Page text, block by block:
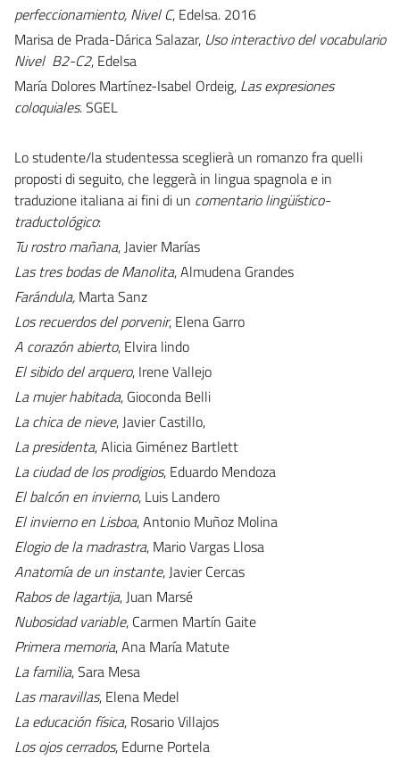
perfeccionamiento, Nivel C, Edelsa. 2016
Marisa de Prada-Dárica Salazar, Uso interactivo del vocabulario
Nivel B2-C2, Edelsa
María Dolores Martínez-Isabel Ordeig, Las expresiones
coloquiales. SGEL
Lo studente/la studentessa sceglierà un romanzo fra quelli
proposti di seguito, che leggerà in lingua spagnola e in
traduzione italiana ai fini di un comentario lingüístico-
traductológico:
Tu rostro mañana, Javier Marías
Las tres bodas de Manolita, Almudena Grandes
Farándula, Marta Sanz
Los recuerdos del porvenir, Elena Garro
A corazón abierto, Elvira lindo
El sibido del arquero, Irene Vallejo
La mujer habitada, Gioconda Belli
La chica de nieve, Javier Castillo,
La presidenta, Alicia Giménez Bartlett
La ciudad de los prodigios, Eduardo Mendoza
El balcón en invierno, Luis Landero
El invierno en Lisboa, Antonio Muñoz Molina
Elogio de la madrastra, Mario Vargas Llosa
Anatomía de un instante, Javier Cercas
Rabos de lagartija, Juan Marsé
Nubosidad variable, Carmen Martín Gaite
Primera memoria, Ana María Matute
La familia, Sara Mesa
Las maravillas, Elena Medel
La educación física, Rosario Villajos
Los ojos cerrados, Edurne Portela